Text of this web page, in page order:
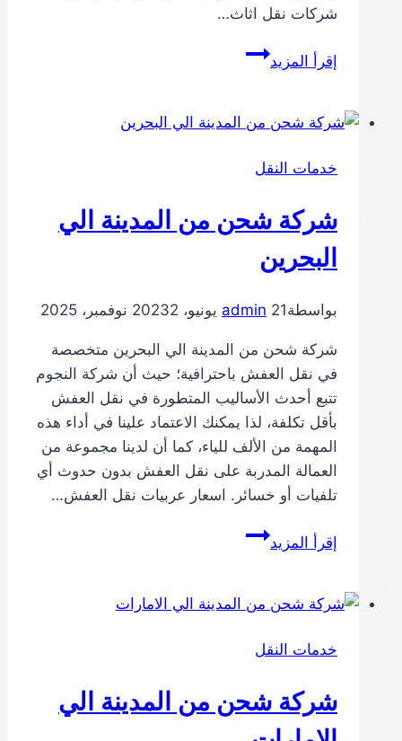
شركات نقل اثاث…
إقرأ المزيدشركة
المدينة
قطر
خدمات النقل
شركة شحن من المدينة الي
البحرين
بواسطة admin 21 يونيو، 2023 2 نوفمبر، 2025
شركة شحن من المدينة الي البحرين متخصصة
في نقل العفش باحترافية؛ حيث أن شركة النجوم
تتبع أحدث الأساليب المتطورة في نقل العفش
بأقل تكلفة، لذا يمكنك الاعتماد علينا في أداء هذه
المهمة من الألف للياء، كما أن لدينا مجموعة من
العمالة المدربة على نقل العفش بدون حدوث أي
تلفيات أو خسائر. اسعار عربيات نقل العفش…
إقرأ المزيدشركة
المدينة
البحرينخدمات النقل
شركة شحن من المدينة الي